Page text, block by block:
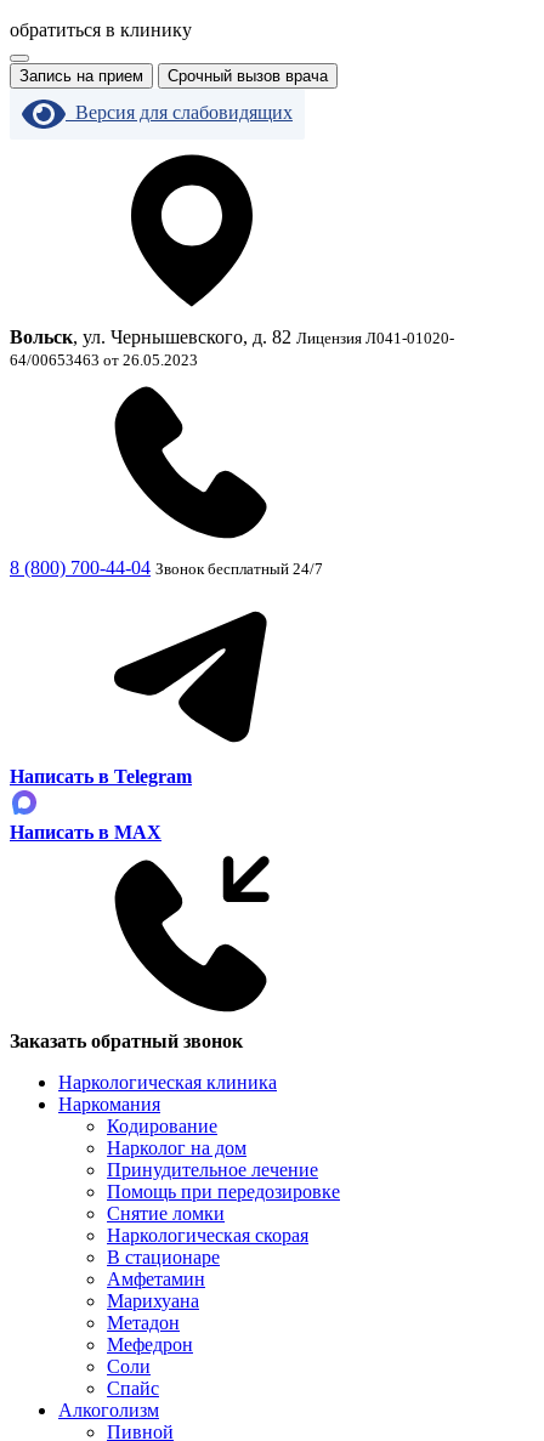
обратиться в клинику
Запись на прием Срочный вызов врача
Версия для слабовидящих
Вольск, ул. Чернышевского, д. 82 Лицензия Л041-01020-
64/00653463 от 26.05.2023
8 (800) 700-44-04 Звонок бесплатный 24/7
Написать в Telegram
Написать в MAX
Заказать обратный звонок
Наркологическая клиника
Наркомания
Кодирование
Нарколог на дом
Принудительное лечение
Помощь при передозировке
Снятие ломки
Наркологическая скорая
В стационаре
Амфетамин
Марихуана
Метадон
Мефедрон
Соли
Спайс
Алкоголизм
Пивной